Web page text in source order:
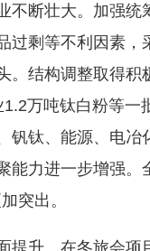
断壮大。加强统
过剩等不利因素
。结构调整取得
万吨钛白粉等
钒钛、能源、电
能力进一步增强
突出。
升。在冬旅会项